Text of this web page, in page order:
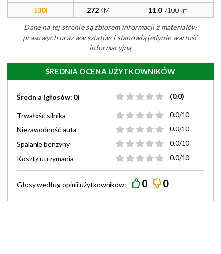
530i
272KM 11.0l/100km
Dane na tej stronie są zbiorem informacji z materiałów
prasowych oraz warsztatów i stanowią jedynie wartość
informacyjną
ŚREDNIA OCENA UŻYTKOWNIKÓW
Średnia (głosów: 0) (0.0)
Trwałość silnika
0.0/10
Niezawodność auta
0.0/10
Spalanie benzyny
0.0/10
Koszty utrzymania
0.0/10
Głosy wedługopiniiużytkowników: 0 0